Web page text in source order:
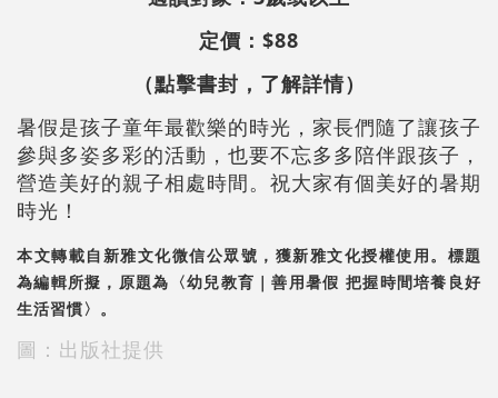
定價：$88
（點擊書封，了解詳情）
暑假是孩子童年最歡樂的時光，家長們隨了讓孩子
參與多姿多彩的活動，也要不忘多多陪伴跟孩子，
營造美好的親子相處時間。祝大家有個美好的暑期
時光！
本文轉載自新雅文化微信公眾號，獲新雅文化授權使用。標題
為編輯所擬，原題為〈幼兒教育｜善用暑假 把握時間培養良好
生活習慣〉。
圖：出版社提供